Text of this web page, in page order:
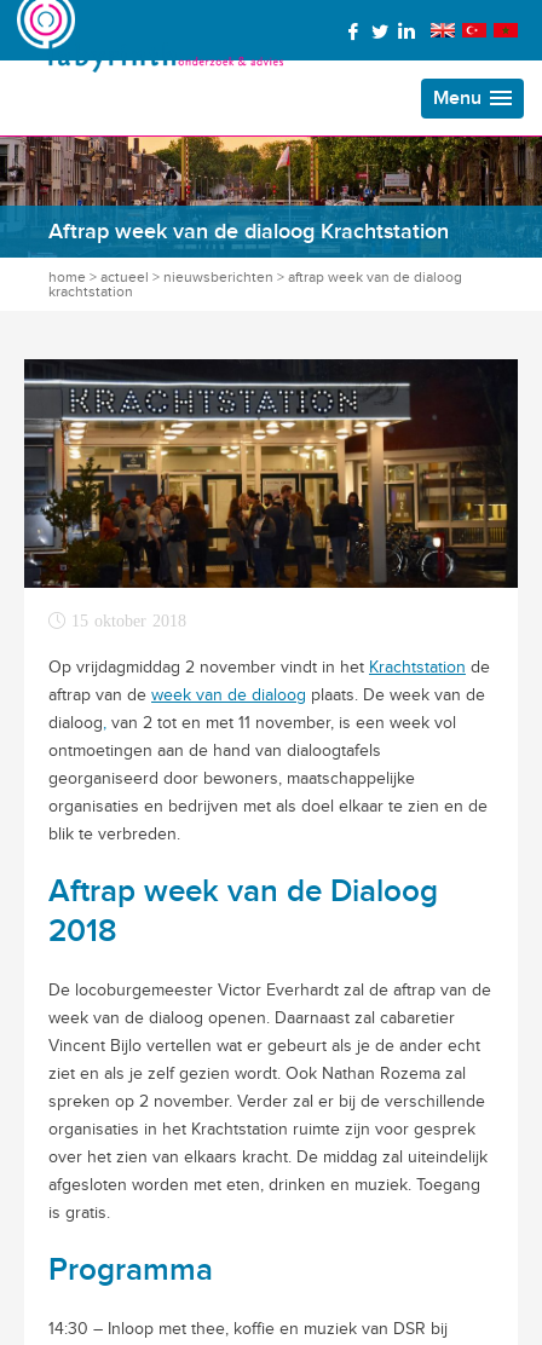
Menu
Aftrap week van de dialoog Krachtstation
home > actueel > nieuwsberichten > aftrap week van de dialoog
krachtstation
15 oktober 2018
Op vrijdagmiddag 2 november vindt in het Krachtstation de
aftrap van de week van de dialoog plaats. De week van de
dialoog van 2 tot en met 11 november, is een week vol
ontmoetingen aan de hand van dialoogtafels
georganiseerd door bewoners, maatschappelijke
organisaties en bedrijven met als doel elkaar te zien en de
blik te verbreden.
Aftrap week van de Dialoog
2018
De locoburgemeester Victor Everhardt zal de aftrap van de
week van de dialoog openen. Daarnaast zal cabaretier
Vincent Bijlo vertellen wat er gebeurt als je de ander echt
ziet en als je zelf gezien wordt. Ook Nathan Rozema zal
spreken op 2 november. Verder zal er bij de verschillende
organisaties in het Krachtstation ruimte zijn voor gesprek
over het zien van elkaars kracht. De middag zal uiteindelijk
afgesloten worden met eten, drinken en muziek. Toegang
is gratis.
Programma
14:30 – Inloop met thee, koffie en muziek van DSR bij